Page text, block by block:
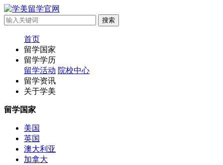
首页
留学国家
留学学历
留学活动 院校中心
留学资讯
关于学美
留学国家
美国
英国
澳大利亚
加拿大